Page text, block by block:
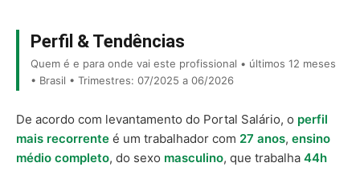
Perfil & Tendências
Quem é e para onde vai este profissional • últimos 12 meses
• Brasil • Trimestres: 07/2025 a 06/2026
De acordo com levantamento do Portal Salário, o perfil
mais recorrente é um trabalhador com 27 anos, ensino
médio completo, do sexo masculino, que trabalha 44h